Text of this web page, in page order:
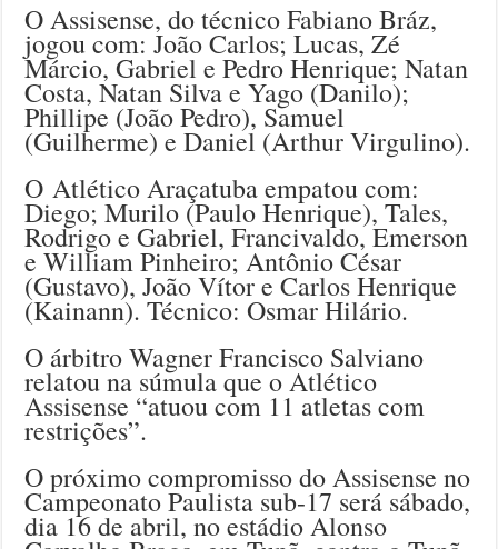
O Assisense, do técnico Fabiano Bráz,
jogou com: João Carlos; Lucas, Zé
Márcio, Gabriel e Pedro Henrique; Natan
Costa, Natan Silva e Yago (Danilo);
Phillipe (João Pedro), Samuel
(Guilherme) e Daniel (Arthur Virgulino).
O Atlético Araçatuba empatou com:
Diego; Murilo (Paulo Henrique), Tales,
Rodrigo e Gabriel, Francivaldo, Emerson
e William Pinheiro; Antônio César
(Gustavo), João Vítor e Carlos Henrique
(Kainann). Técnico: Osmar Hilário.
O árbitro Wagner Francisco Salviano
relatou na súmula que o Atlético
Assisense “atuou com 11 atletas com
restrições”.
O próximo compromisso do Assisense no
Campeonato Paulista sub-17 será sábado,
dia 16 de abril, no estádio Alonso